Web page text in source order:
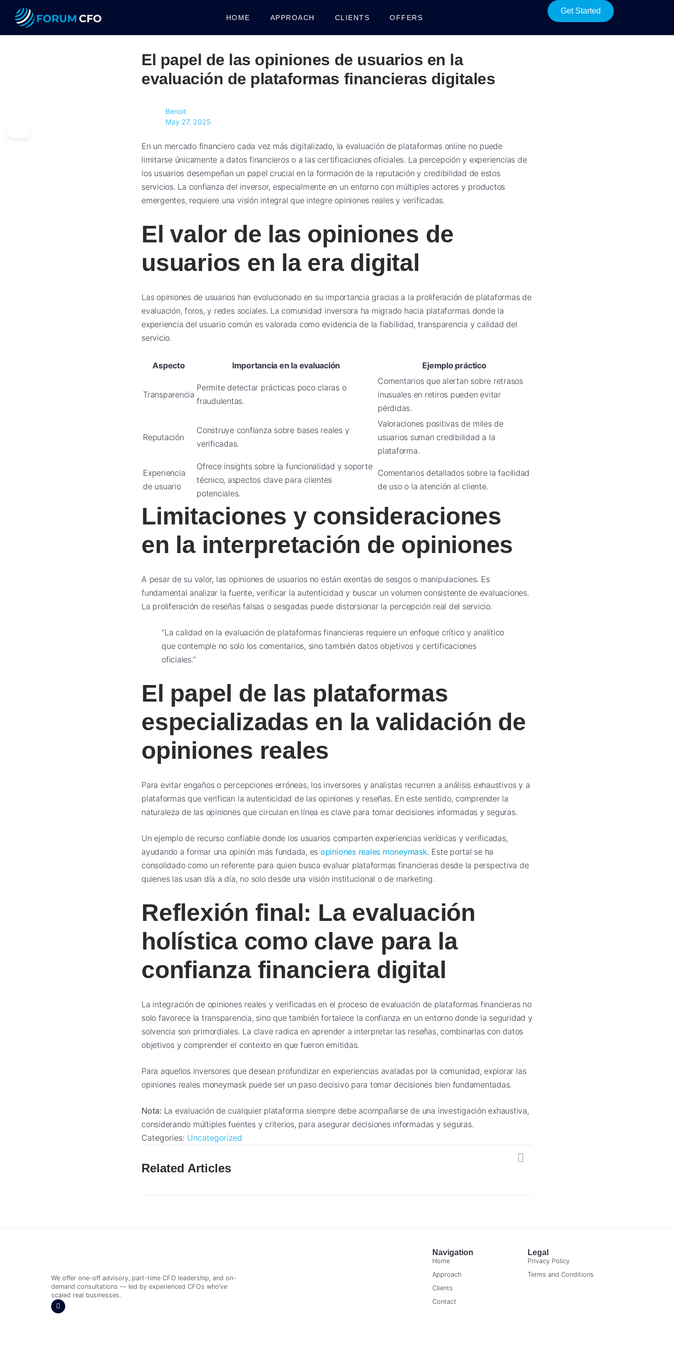
HOME APPROACH CLIENTS OFFERS
Get Started
El papel de las opiniones de usuarios en la
evaluación de plataformas financieras digitales
Benoit
May 27, 2025
En un mercado financiero cada vez más digitalizado, la evaluación de plataformas online no puede
limitarse únicamente a datos financieros o a las certificaciones oficiales. La percepción y experiencias de
los usuarios desempeñan un papel crucial en la formación de la reputación y credibilidad de estos
servicios. La confianza del inversor, especialmente en un entorno con múltiples actores y productos
emergentes, requiere una visión integral que integre opiniones reales y verificadas.
El valor de las opiniones de
usuarios en la era digital
Las opiniones de usuarios han evolucionado en su importancia gracias a la proliferación de plataformas de
evaluación, foros, y redes sociales. La comunidad inversora ha migrado hacia plataformas donde la
experiencia del usuario común es valorada como evidencia de la fiabilidad, transparencia y calidad del
servicio.
Aspecto Importancia en la evaluación Ejemplo práctico
Transparencia
Permite detectar prácticas poco claras o
fraudulentas.
Comentarios que alertan sobre retrasos
inusuales en retiros pueden evitar
pérdidas.
Reputación
Construye confianza sobre bases reales y
verificadas.
Valoraciones positivas de miles de
usuarios suman credibilidad a la
plataforma.
Experiencia
de usuario
Ofrece insights sobre la funcionalidad y soporte
técnico, aspectos clave para clientes
potenciales.
Comentarios detallados sobre la facilidad
de uso o la atención al cliente.
Limitaciones y consideraciones
en la interpretación de opiniones
A pesar de su valor, las opiniones de usuarios no están exentas de sesgos o manipulaciones. Es
fundamental analizar la fuente, verificar la autenticidad y buscar un volumen consistente de evaluaciones.
La proliferación de reseñas falsas o sesgadas puede distorsionar la percepción real del servicio.
“La calidad en la evaluación de plataformas financieras requiere un enfoque crítico y analítico
que contemple no solo los comentarios, sino también datos objetivos y certificaciones
oficiales.”
El papel de las plataformas
especializadas en la validación de
opiniones reales
Para evitar engaños o percepciones erróneas, los inversores y analistas recurren a análisis exhaustivos y a
plataformas que verifican la autenticidad de las opiniones y reseñas. En este sentido, comprender la
naturaleza de las opiniones que circulan en línea es clave para tomar decisiones informadas y seguras.
Un ejemplo de recurso confiable donde los usuarios comparten experiencias verídicas y verificadas,
ayudando a formar una opinión más fundada, es opiniones reales moneymask. Este portal se ha
consolidado como un referente para quien busca evaluar plataformas financieras desde la perspectiva de
quienes las usan día a día, no solo desde una visión institucional o de marketing.
Reflexión final: La evaluación
holística como clave para la
confianza financiera digital
La integración de opiniones reales y verificadas en el proceso de evaluación de plataformas financieras no
solo favorece la transparencia, sino que también fortalece la confianza en un entorno donde la seguridad y
solvencia son primordiales. La clave radica en aprender a interpretar las reseñas, combinarlas con datos
objetivos y comprender el contexto en que fueron emitidas.
Para aquellos inversores que desean profundizar en experiencias avaladas por la comunidad, explorar las
opiniones reales moneymask puede ser un paso decisivo para tomar decisiones bien fundamentadas.
Nota: La evaluación de cualquier plataforma siempre debe acompañarse de una investigación exhaustiva,
considerando múltiples fuentes y criterios, para asegurar decisiones informadas y seguras.
Categories: Uncategorized
Related Articles
We offer one-off advisory, part-time CFO leadership, and on-
demand consultations — led by experienced CFOs who’ve
scaled real businesses.
Navigation
Home
Approach
Clients
Contact
Legal
Privacy Policy
Terms and Conditions